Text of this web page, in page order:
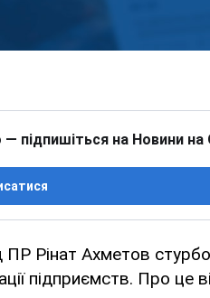
підпишіться на Новини на
ПР Рінат Ахметов
підприємств. Про це